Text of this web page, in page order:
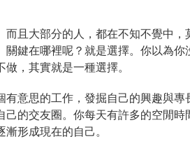
且大部分的人，都在不知不覺中，
鍵在哪裡呢？就是選擇。你以為你
，其實就是一種選擇。
意思的工作，發掘自己的興趣與專
的交友圈。你每天有許多的空閒時
形成現在的自己。